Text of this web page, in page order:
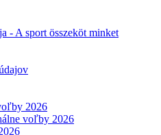
- A sport összeköt minket
2026
voľby 2026